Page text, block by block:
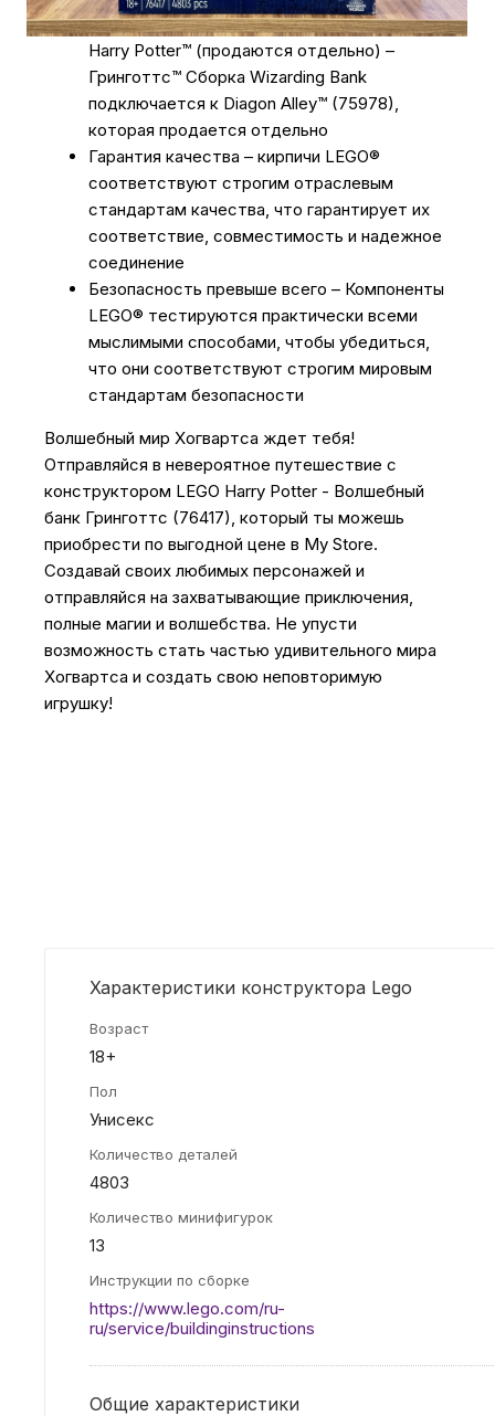
Сочетается с другими наборами LEGO®
Harry Potter™ (продаются отдельно) –
Гринготтс™ Сборка Wizarding Bank
подключается к Diagon Alley™ (75978),
которая продается отдельно
Гарантия качества – кирпичи LEGO®
соответствуют строгим отраслевым
стандартам качества, что гарантирует их
соответствие, совместимость и надежное
соединение
Безопасность превыше всего – Компоненты
LEGO® тестируются практически всеми
мыслимыми способами, чтобы убедиться,
что они соответствуют строгим мировым
стандартам безопасности
Волшебный мир Хогвартса ждет тебя!
Отправляйся в невероятное путешествие с
конструктором LEGO Harry Potter - Волшебный
банк Гринготтс (76417), который ты можешь
приобрести по выгодной цене в My Store.
Создавай своих любимых персонажей и
отправляйся на захватывающие приключения,
полные магии и волшебства. Не упусти
возможность стать частью удивительного мира
Хогвартса и создать свою неповторимую
игрушку!
Характеристики конструктора Lego
Возраст
18+
Пол
Унисекс
Количество деталей
4803
Количество минифигурок
13
Инструкции по сборке
https://www.lego.com/ru-
ru/service/buildinginstructions
Общие характеристики